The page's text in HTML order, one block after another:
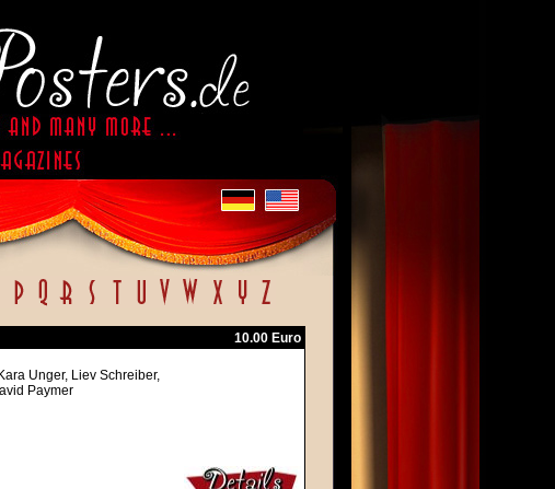
10.00 Euro
Unger, Liev Schreiber,
Paymer